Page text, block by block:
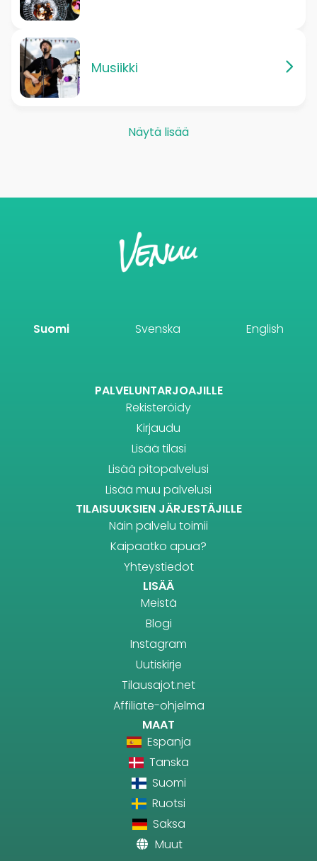
Musiikki
Näytä lisää
Suomi Svenska English
PALVELUNTARJOAJILLE
Rekisteröidy
Kirjaudu
Lisää tilasi
Lisää pitopalvelusi
Lisää muu palvelusi
TILAISUUKSIEN JÄRJESTÄJILLE
Näin palvelu toimii
Kaipaatko apua?
Yhteystiedot
LISÄÄ
Meistä
Blogi
Instagram
Uutiskirje
Tilausajot.net
Affiliate-ohjelma
MAAT
Espanja
Tanska
Suomi
Ruotsi
Saksa
Muut